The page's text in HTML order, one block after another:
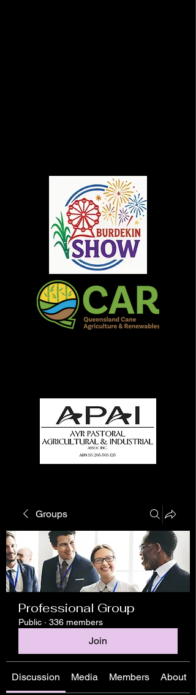
Groups
Professional Group
Public · 336 members
Join
Discussion Media Members About